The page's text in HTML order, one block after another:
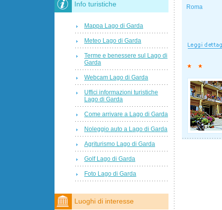
Roma
Info turistiche
Mappa Lago di Garda
Meteo Lago di Garda
Terme e benessere sul Lago di
Garda
Webcam Lago di Garda
Uffici informazioni turistiche
Lago di Garda
Come arrivare a Lago di Garda
Noleggio auto a Lago di Garda
Agriturismo Lago di Garda
Golf Lago di Garda
Foto Lago di Garda
Luoghi di interesse